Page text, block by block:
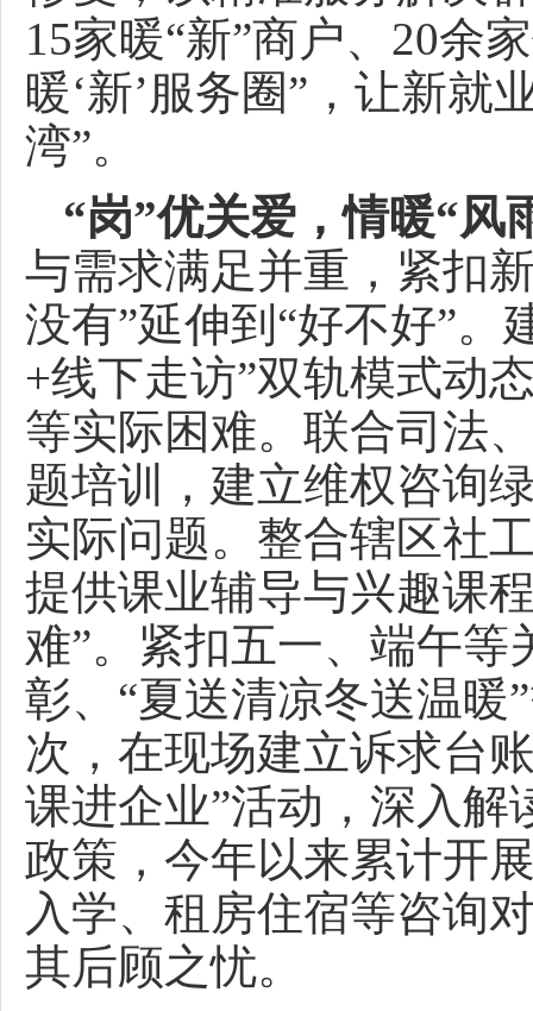
15家暖“新”商户、20余
暖‘新’服务圈”，让新就
湾”。
“岗”优关爱，情暖“风
与需求满足并重，紧扣
没有”延伸到“好不好”
+线下走访”双轨模式动
等实际困难。联合司法
题培训，建立维权咨询
实际问题。整合辖区社
提供课业辅导与兴趣课
难”。紧扣五一、端午等
彰、“夏送清凉冬送温暖
次，在现场建立诉求台
课进企业”活动，深入
政策，今年以来累计开
入学、租房住宿等咨询
其后顾之忧。